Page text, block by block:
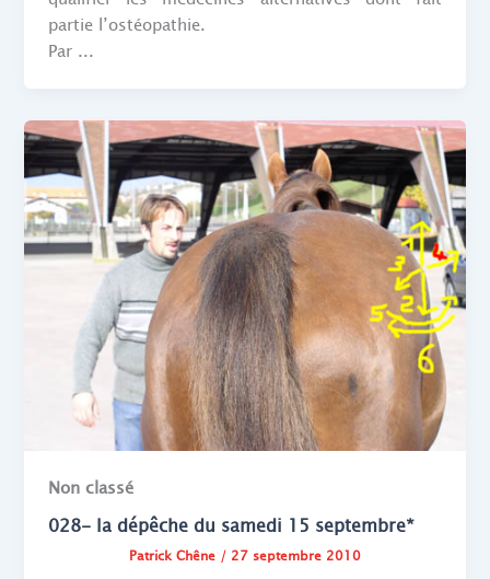
partie l’ostéopathie.
Par ...
Non classé
028- la dépêche du samedi 15 septembre*
Patrick Chêne / 27 septembre 2010